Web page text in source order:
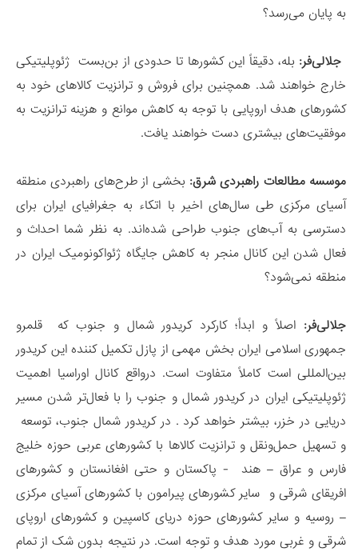
به پایان می‌رسد؟
جلالی‌فر: بله، دقیقاً این کشورها تا حدودی از بن‌بست ژئوپلیتیکی
خارج خواهند شد. همچنین برای فروش و ترانزیت کالاهای خود به
کشورهای هدف اروپایی با توجه به کاهش موانع و هزینه‌ ترانزیت به
موفقیت‌های بیشتری دست خواهند یافت.
موسسه مطالعات راهبردی شرق: بخشی از طرح‌های راهبردی منطقه
آسیای مرکزی طی سال‌های اخیر با اتکاء به جغرافیای ایران برای
دسترسی به آب‌های جنوب طراحی شده‌اند. به نظر شما احداث و
فعال شدن این کانال منجر به کاهش جایگاه ژئواکونومیک ایران در
منطقه نمی‌شود؟
جلالی‌فر: اصلاً و ابداً؛ کارکرد کریدور شمال و جنوب که قلمرو
جمهوری اسلامی ایران بخش مهمی از پازل تکمیل کننده این کریدور
بین‌المللی است کاملاً متفاوت است. درواقع کانال اوراسیا اهمیت
ژئوپلیتیکی ایران در کریدور شمال و جنوب را با فعال‌تر شدن مسیر
دریایی در خزر، بیشتر خواهد کرد . در کریدور شمال جنوب، توسعه
و تسهیل حمل‌ونقل و ترانزیت کالاها با کشورهای عربی حوزه خلیج
فارس و عراق – هند - پاکستان و حتی افغانستان و کشورهای
افریقای شرقی و سایر کشورهای پیرامون با کشورهای آسیای مرکزی
– روسیه و سایر کشورهای حوزه دریای کاسپین و کشورهای اروپای
شرقی و غربی مورد هدف و توجه است. در نتیجه بدون شک از تمام